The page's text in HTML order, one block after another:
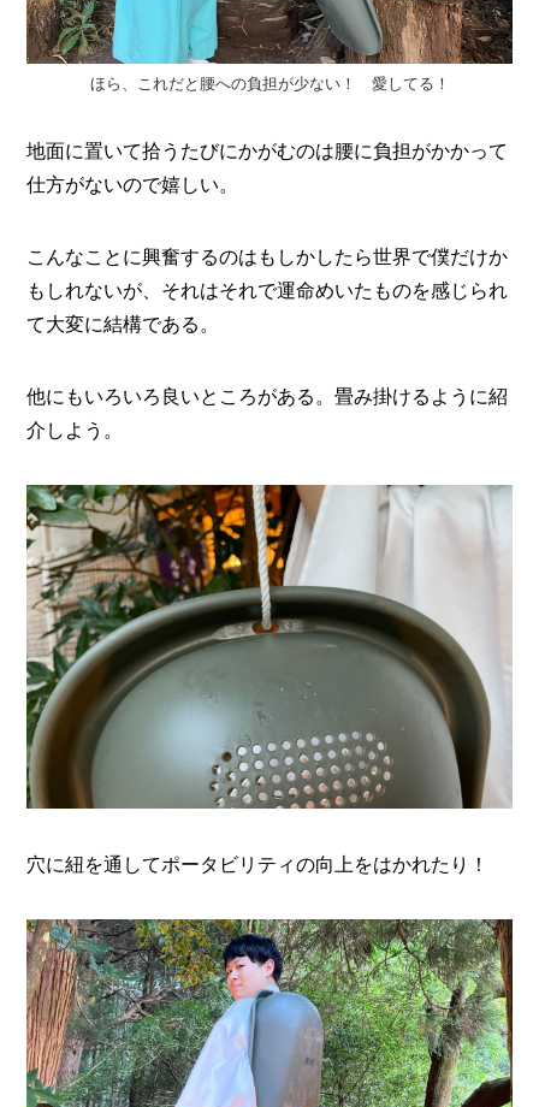
ほら、これだと腰への負担が少ない！ 愛してる！
地面に置いて拾うたびにかがむのは腰に負担がかかって
仕方がないので嬉しい。
こんなことに興奮するのはもしかしたら世界で僕だけか
もしれないが、それはそれで運命めいたものを感じられ
て大変に結構である。
他にもいろいろ良いところがある。畳み掛けるように紹
介しよう。
穴に紐を通してポータビリティの向上をはかれたり！